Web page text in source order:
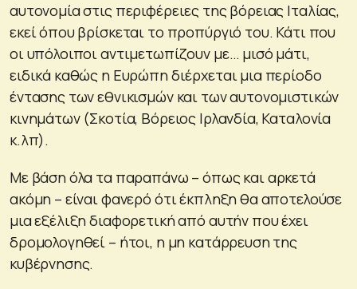
αυτονομία στις περιφέρειες της βόρειας Ιταλίας,
εκεί όπου βρίσκεται το προπύργιό του. Κάτι που
οι υπόλοιποι αντιμετωπίζουν με… μισό μάτι,
ειδικά καθώς η Ευρώπη διέρχεται μια περίοδο
έντασης των εθνικισμών και των αυτονομιστικών
κινημάτων (Σκοτία, Βόρειος Ιρλανδία, Καταλονία
κ.λπ).
Με βάση όλα τα παραπάνω – όπως και αρκετά
ακόμη – είναι φανερό ότι έκπληξη θα αποτελούσε
μια εξέλιξη διαφορετική από αυτήν που έχει
δρομολογηθεί – ήτοι, η μη κατάρρευση της
κυβέρνησης.